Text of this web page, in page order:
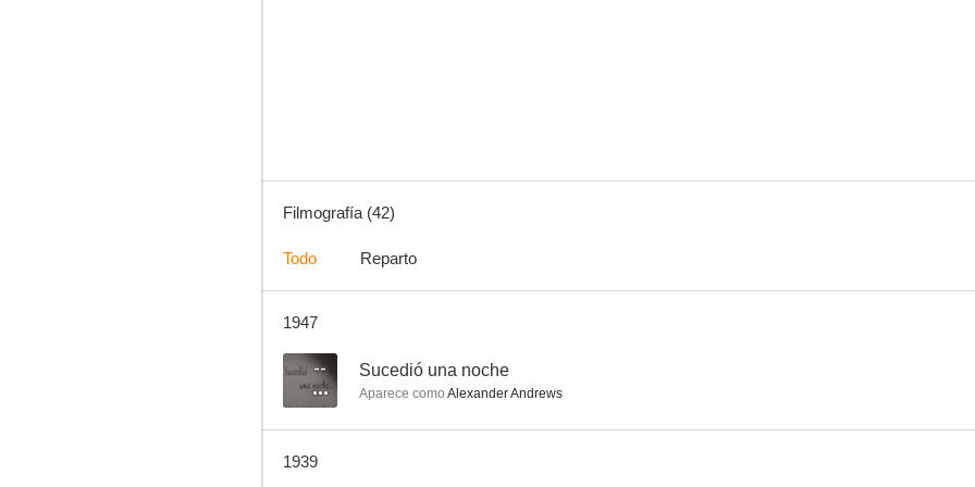
Filmografía (42)
Todo Reparto
1947
-- Sucedió una noche
Aparece como Alexander Andrews
1939